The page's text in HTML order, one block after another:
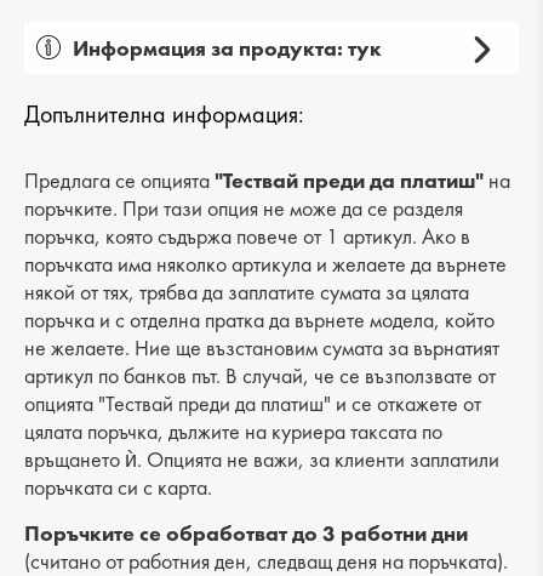
Информация за продукта: тук
Вид на продукта: ежедневни
Категория: обувки
Лицев материал: естествена кожа
Хастар: текстил
Ходило/Подметка: равна
Вид стелка: естествена кожа
Височина подметка: 2 cm
Височина на платформата : 2 cm
Разстояние от петата до горната част: 6 cm
Допълнителна информация:
Предлага се опцията"Тествай преди да платиш" на
поръчките. При тази опция не може да се разделя
поръчка, която съдържа повече от 1 артикул. Ако в
поръчката има няколко артикула и желаете да върнете
някой от тях, трябва да заплатите сумата за цялата
поръчка и с отделна пратка да върнете модела, който
не желаете. Ние ще възстановим сумата за върнатият
артикул по банков път. В случай, че се възползвате от
опцията "Тествай преди да платиш" и се откажете от
цялата поръчка, дължите на куриера таксата по
връщането ѝ. Опцията не важи, за клиенти заплатили
поръчката си с карта.
Поръчките се обработват до 3 работни дни
(считано от работния ден, следващ деня на поръчката).